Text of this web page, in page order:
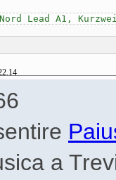
Lead A1,
a